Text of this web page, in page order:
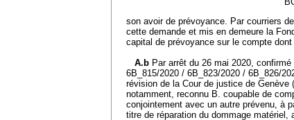
son avoir de prévoyance. Par courriers
cette demande et mis en demeure la
capital de prévoyance sur le compte
A.b Par arrêt du 26 mai 2020,
6B_815/2020 / 6B_823/2020 / 6B_826/
révision de la Cour de justice de Genève
notamment, reconnu B. coupable de
conjointement avec un autre prévenu, à
titre de réparation du dommage